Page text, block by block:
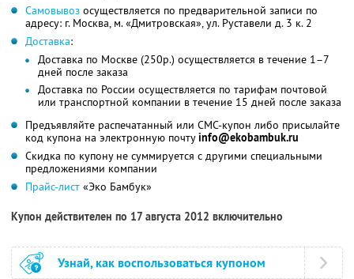
Самовывоз осуществляется по предварительной записи по
адресу: г. Москвa, м. «Дмитровская», ул. Руставели д. 3 к. 2
Доставка:
Доставка по Москве (250р.) осуществляется в течение 1–7
дней после заказа
Доставка по России осуществляется по тарифам почтовой
или транспортной компании в течение 15 дней после заказа
Предъявляйте распечатанный или СМС-купон либо присылайте
код купона на электронную почтуinfo@ekobambuk.ru
Скидка по купону не суммируется с другими специальными
предложениями компании
Прайс-лист «Эко Бамбук»
Купон действителен по 17 августа 2012 включительно
Узнай, как воспользоваться купоном